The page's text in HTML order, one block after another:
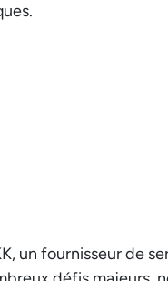
un fournisseur de